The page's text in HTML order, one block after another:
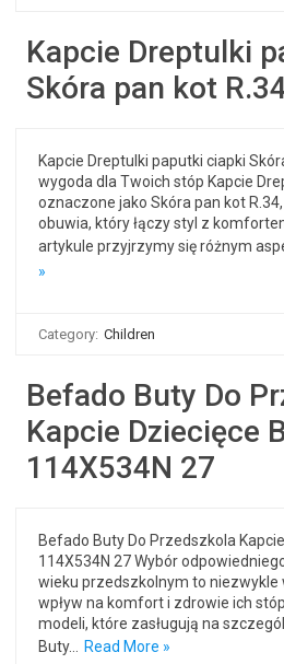
Kapcie Dreptulki
Skóra pan kot
Kapcie Dreptulki paputki ciapki
wygoda dla Twoich stóp Kapcie
oznaczone jako Skóra pan kot
obuwia, który łączy styl z
artykule przyjrzymy się różnym
»
Category: Children
Befado Buty Do
Kapcie Dziecięce
114X534N 27
Befado Buty Do Przedszkola
114X534N 27 Wybór
wieku przedszkolnym to niezwykle
wpływ na komfort i zdrowie ich
modeli, które zasługują na
Buty…
Read More »